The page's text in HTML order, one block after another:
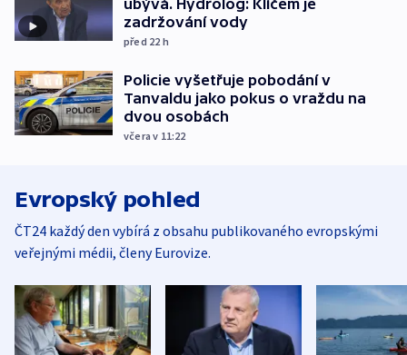
ubývá. Hydrolog: Klíčem je
zadržování vody
před 22 h
Policie vyšetřuje pobodání v
Tanvaldu jako pokus o vraždu na
dvou osobách
včera v 11:22
Evropský pohled
ČT24 každý den vybírá z obsahu publikovaného evropskými
veřejnými médii, členy Eurovize.